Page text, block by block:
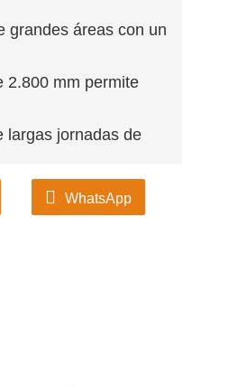
grandes áreas con un
2.800 mm permite
largas jornadas de
WhatsApp